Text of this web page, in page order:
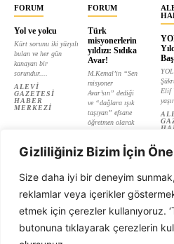
Gizliliğiniz Bizim İçin
Size daha iyi bir deneyim
reklamlar veya içerikler
etmek için çerezler kullanıyoruz.
butonuna tıklayarak çerezlerin
FORUM
Yol ve yolcu
Kürt sorunu iki yüzyılı
bulan ve her gün
kanayan bir
sorundur....
ALEVI
GAZETESI
HABER
MERKEZI
FORUM
Türk
misyonerlerin
yıldızı: Sıdıka
Avar!
M.Kemal’in “Sen
misyoner
Avar’sın” dediği
ve “dağlara ışık
taşıyan” efsane
öğretmen olarak
ALEVI
GAZETESI
Elif